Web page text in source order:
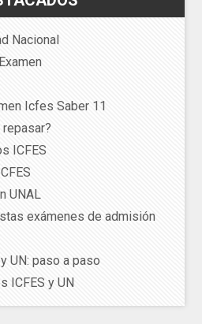
Nacional
Icfes Saber 11
repasar?
ICFES
UNAL
exámenes de admisión
UN: paso a paso
ICFES y UN